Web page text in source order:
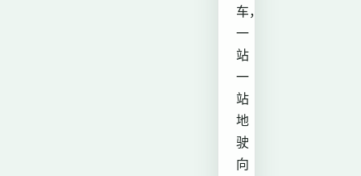
车，
一
站
一
站
地
驶
向